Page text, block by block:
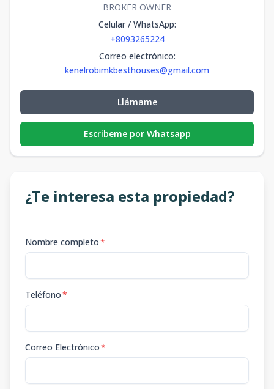
BROKER OWNER
Celular / WhatsApp:
+8093265224
Correo electrónico:
kenelrobimkbesthouses@gmail.com
Llámame
Escribeme por Whatsapp
¿Te interesa esta propiedad?
Nombre completo*
Teléfono*
Correo Electrónico*